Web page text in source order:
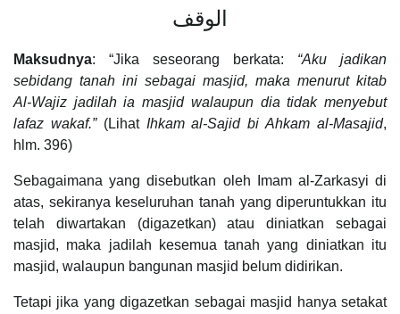
الوقف
Maksudnya: “Jika seseorang berkata: “Aku jadikan
sebidang tanah ini sebagai masjid, maka menurut kitab
Al‑Wajiz jadilah ia masjid walaupun dia tidak menyebut
lafaz wakaf.”(Lihat Ihkam al-Sajid bi Ahkam al-Masajid,
hlm. 396)
Sebagaimana yang disebutkan oleh Imam al-Zarkasyi di
atas, sekiranya keseluruhan tanah yang diperuntukkan itu
telah diwartakan (digazetkan) atau diniatkan sebagai
masjid, maka jadilah kesemua tanah yang diniatkan itu
masjid, walaupun bangunan masjid belum didirikan.
Tetapi jika yang digazetkan sebagai masjid hanya setakat